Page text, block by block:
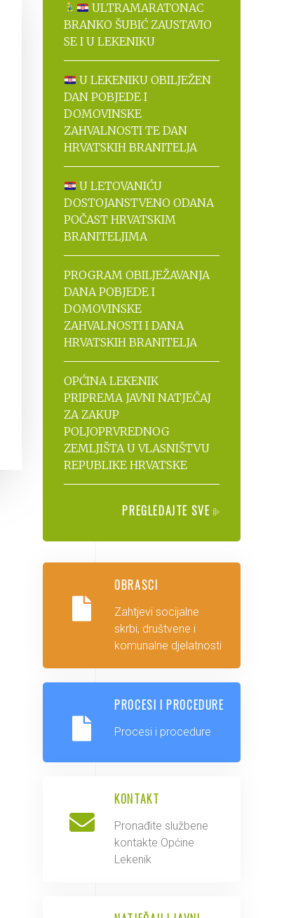
ULTRAMARATONAC
BRANKO ŠUBIĆ ZAUSTAVIO
SE I U LEKENIKU
U LEKENIKU OBILJEŽEN
DAN POBJEDE I
DOMOVINSKE
ZAHVALNOSTI TE DAN
HRVATSKIH BRANITELJA
U LETOVANIĆU
DOSTOJANSTVENO ODANA
POČAST HRVATSKIM
BRANITELJIMA
PROGRAM OBILJEŽAVANJA
DANA POBJEDE I
DOMOVINSKE
ZAHVALNOSTI I DANA
HRVATSKIH BRANITELJA
OPĆINA LEKENIK
PRIPREMA JAVNI NATJEČAJ
ZA ZAKUP
POLJOPRVREDNOG
ZEMLJIŠTA U VLASNIŠTVU
REPUBLIKE HRVATSKE
PREGLEDAJTE SVE
OBRASCI
Zahtjevi socijalne
skrbi, društvene i
komunalne djelatnosti
PROCESI I PROCEDURE
Procesi i procedure
KONTAKT
Pronađite službene
kontakte Općine
Lekenik